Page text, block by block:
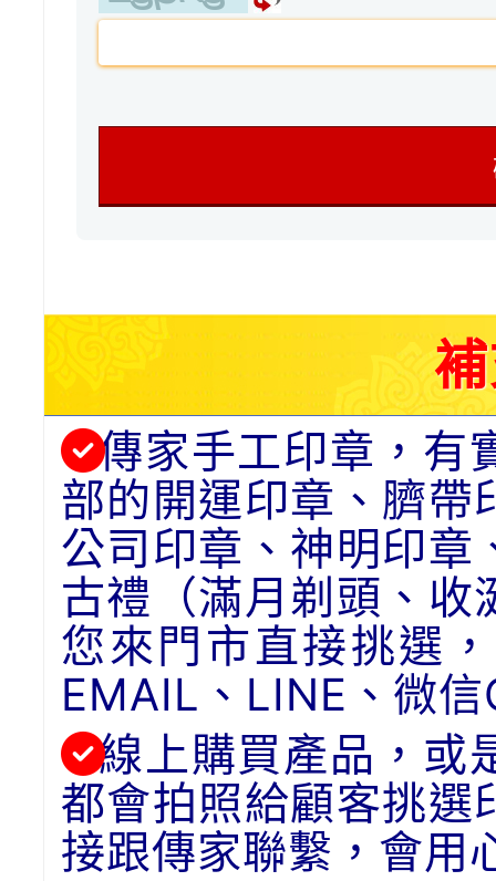
傳家手工印章，有
部的開運印章、臍帶
公司印章、神明印章
古禮（滿月剃頭、收
您來門市直接挑選
EMAIL、LINE、微
線上購買產品，或
都會拍照給顧客挑選
接跟傳家聯繫，會用